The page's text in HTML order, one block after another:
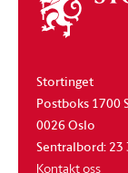
stortinget
Stortinget
Postboks 1700
0026 Oslo
Sentralbord: 23
Kontakt oss